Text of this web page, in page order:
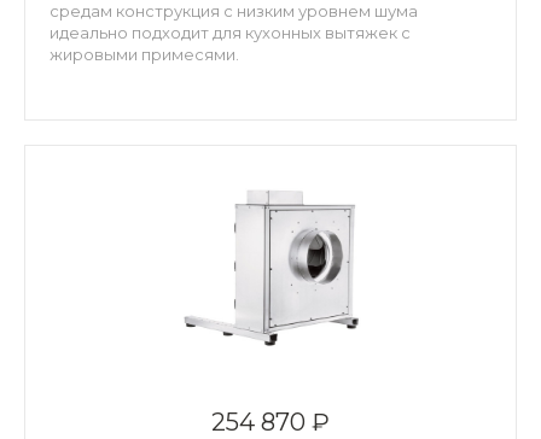
средам конструкция с низким уровнем шума
идеально подходит для кухонных вытяжек с
жировыми примесями.
254 870 ₽